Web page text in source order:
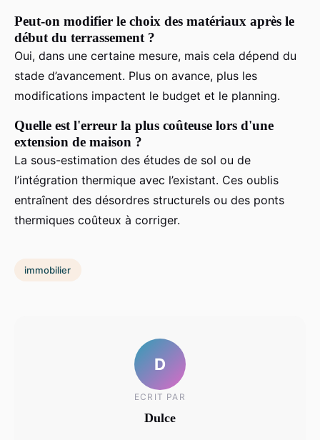
Peut-on modifier le choix des matériaux après le
début du terrassement ?
Oui, dans une certaine mesure, mais cela dépend du
stade d’avancement. Plus on avance, plus les
modifications impactent le budget et le planning.
Quelle est l'erreur la plus coûteuse lors d'une
extension de maison ?
La sous-estimation des études de sol ou de
l’intégration thermique avec l’existant. Ces oublis
entraînent des désordres structurels ou des ponts
thermiques coûteux à corriger.
immobilier
D
ECRIT PAR
Dulce